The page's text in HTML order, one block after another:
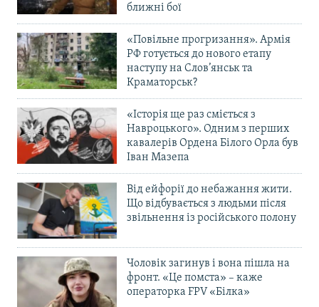
ближні бої
«Повільне прогризання». Армія
РФ готується до нового етапу
наступу на Слов’янськ та
Краматорськ?
«Історія ще раз сміється з
Навроцького». Одним з перших
кавалерів Ордена Білого Орла був
Іван Мазепа
Від ейфорії до небажання жити.
Що відбувається з людьми після
звільнення із російського полону
Чоловік загинув і вона пішла на
фронт. «Це помста» – каже
операторка FPV «Білка»